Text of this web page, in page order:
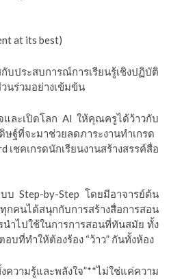
at its best)
ประสบการณ์การเรียนรู้เชิงปฏิบัติ
นร่วมอย่างเข้มข้น
และเปิดโลก AI ให้คุณครูได้ว้าวกับ
ฐ์ที่จะมาช่วยลดภาระงานทำเกรด
เชคเกรดนักเรียนงานสร้างสรรค์สื่อ
บ Step-by-Step โดยมีอาจารย์ต้น
นได้สนุกกับการสร้างสื่อการสอน
ำไปใช้ในการการสอนที่ทันสมัย ทั้ง
บที่ทำให้ต้องร้อง “ว้าว” กันทั้งห้อง
ความรู้และพลังใจ”**ไม่ใช่แค่ความ